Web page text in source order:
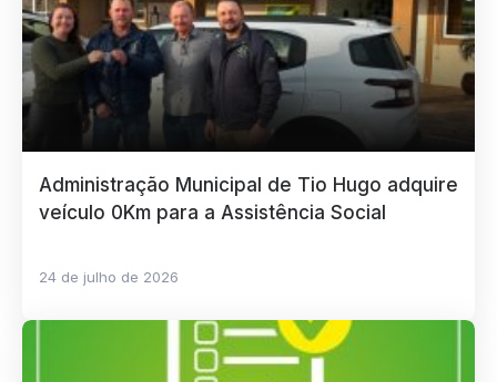
Administração Municipal de Tio Hugo adquire
veículo 0Km para a Assistência Social
24 de julho de 2026